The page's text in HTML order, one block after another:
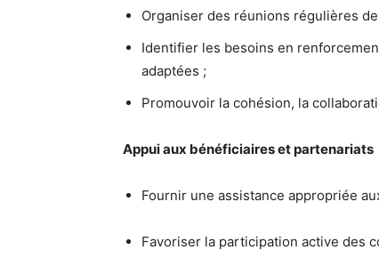
Organiser des réunions régulières
Identifier les besoins en
adaptées ;
Promouvoir la cohésion, la
Appui aux bénéficiaires et partenariats
Fournir une assistance appropriée
Favoriser la participation active des